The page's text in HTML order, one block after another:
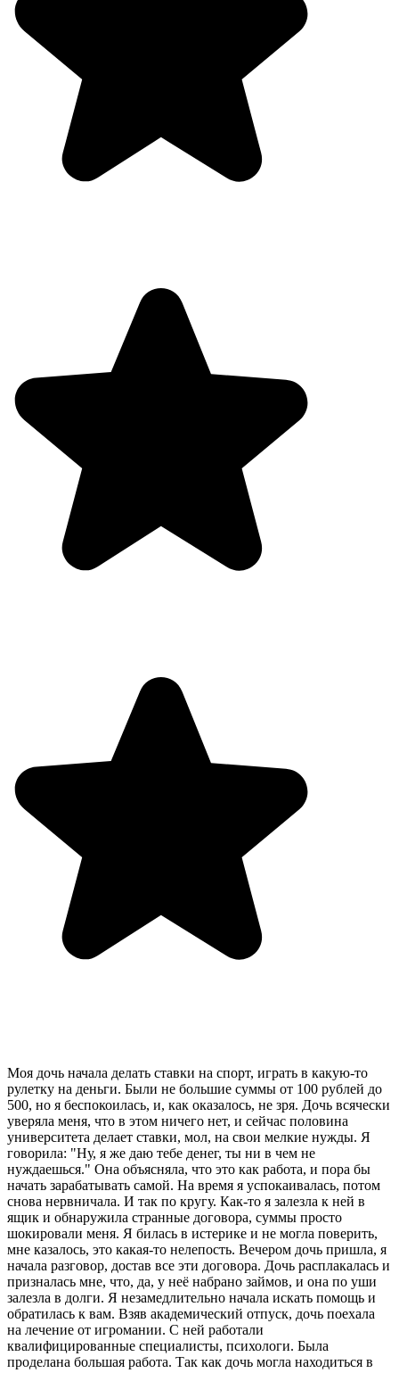
Моя дочь начала делать ставки на спорт, играть в какую-то
рулетку на деньги. Были не большие суммы от 100 рублей до
500, но я беспокоилась, и, как оказалось, не зря. Дочь всячески
уверяла меня, что в этом ничего нет, и сейчас половина
университета делает ставки, мол, на свои мелкие нужды. Я
говорила: "Ну, я же даю тебе денег, ты ни в чем не
нуждаешься." Она объясняла, что это как работа, и пора бы
начать зарабатывать самой. На время я успокаивалась, потом
снова нервничала. И так по кругу. Как-то я залезла к ней в
ящик и обнаружила странные договора, суммы просто
шокировали меня. Я билась в истерике и не могла поверить,
мне казалось, это какая-то нелепость. Вечером дочь пришла, я
начала разговор, достав все эти договора. Дочь расплакалась и
призналась мне, что, да, у неё набрано займов, и она по уши
залезла в долги. Я незамедлительно начала искать помощь и
обратилась к вам. Взяв академический отпуск, дочь поехала
на лечение от игромании. С ней работали
квалифицированные специалисты, психологи. Была
проделана большая работа. Так как дочь могла находиться в